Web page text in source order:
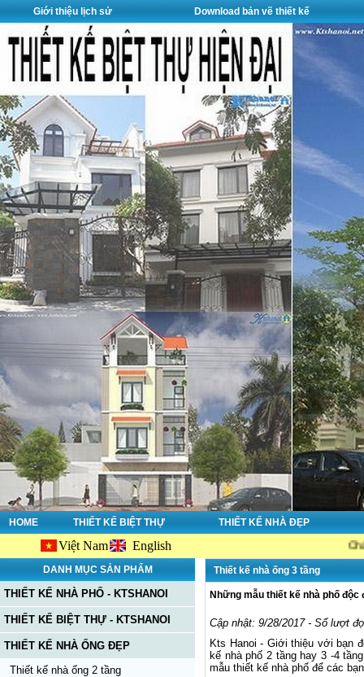
Giới thiệu lịch sử Download bản vẽ thiết kế
HOME THIẾT KẾ BIỆT THỰ THIẾT KẾ NHÀ ĐẸP
Việt Nam English Chào mừng
DANH MỤC SẢN PHẨM
THIẾT KẾ NHÀ PHỐ - KTSHANOI
THIẾT KẾ BIỆT THỰ - KTSHANOI
THIẾT KẾ NHÀ ỐNG ĐẸP
Thiết kế nhà ống 2 tầng
Thiết kế nhà ống 3 tầng
Những mẫu thiết kế nhà phố độc
Cập nhật: 9/28/2017 - Số lượt
Kts Hanoi - Giới thiệu với bạn
kế nhà phố 2 tầng hay 3 -4
mẫu thiết kế nhà phố để các